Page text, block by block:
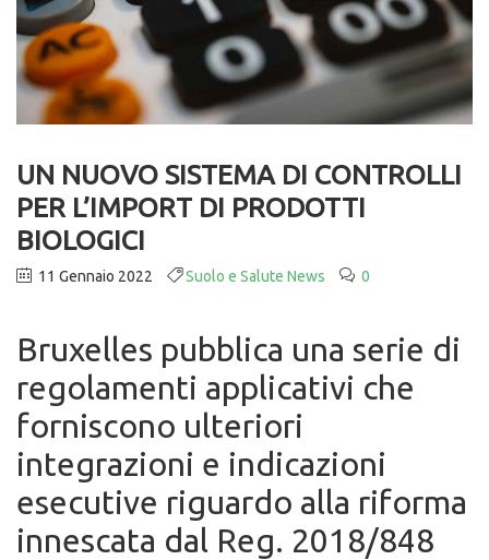
UN NUOVO SISTEMA DI CONTROLLI
PER L’IMPORT DI PRODOTTI
BIOLOGICI
11 Gennaio 2022 Suolo e Salute News 0
Bruxelles pubblica una serie di
regolamenti applicativi che
forniscono ulteriori
integrazioni e indicazioni
esecutive riguardo alla riforma
innescata dal Reg. 2018/848